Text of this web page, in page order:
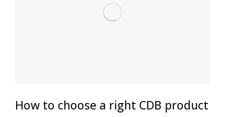
How to choose a right CDB product